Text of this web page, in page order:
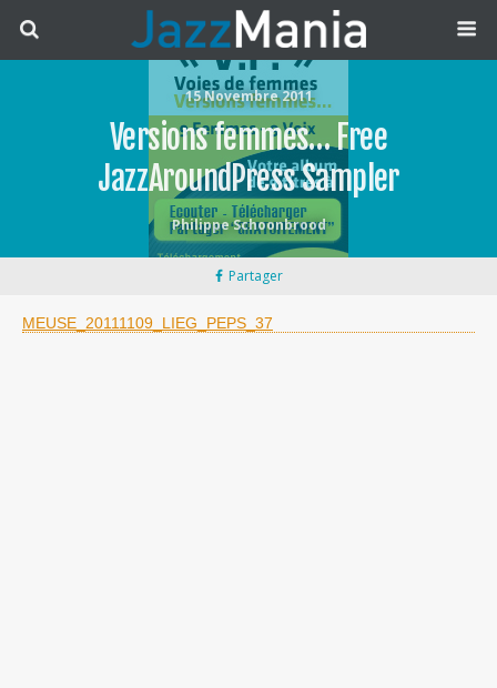
15 Novembre 2011
Versions femmes… Free
JazzAroundPress Sampler
Philippe Schoonbrood
Partager
MEUSE_20111109_LIEG_PEPS_37